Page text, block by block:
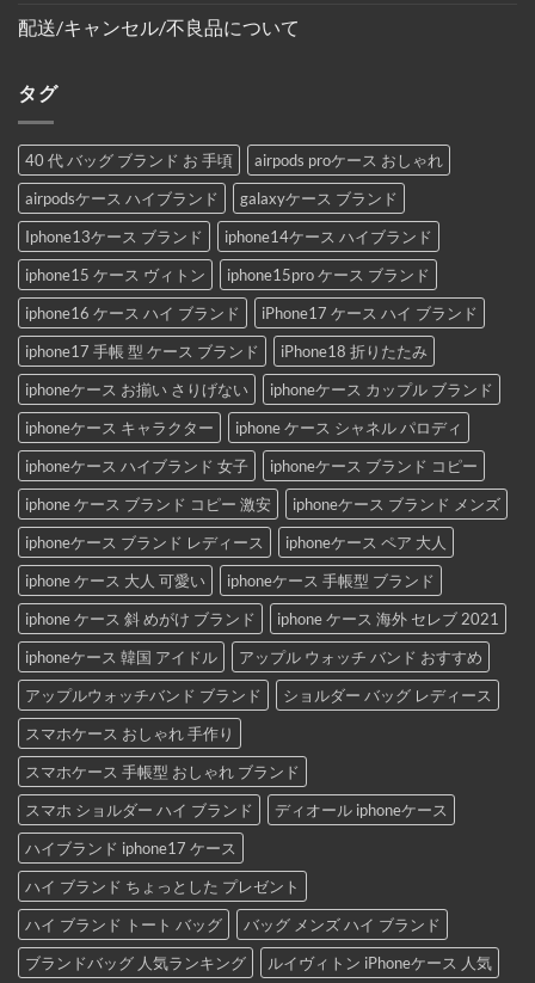
配送/キャンセル/不良品について
タグ
40 代 バッグ ブランド お 手頃
airpods proケース おしゃれ
airpodsケース ハイブランド
galaxyケース ブランド
Iphone13ケース ブランド
iphone14ケース ハイブランド
iphone15 ケース ヴィトン
iphone15pro ケース ブランド
iphone16 ケース ハイ ブランド
iPhone17 ケース ハイ ブランド
iphone17 手帳 型 ケース ブランド
iPhone18 折りたたみ
iphoneケース お揃い さりげない
iphoneケース カップル ブランド
iphoneケース キャラクター
iphone ケース シャネル パロディ
iphoneケース ハイブランド 女子
iphoneケース ブランド コピー
iphone ケース ブランド コピー 激安
iphoneケース ブランド メンズ
iphoneケース ブランド レディース
iphoneケース ペア 大人
iphone ケース 大人 可愛い
iphoneケース 手帳型 ブランド
iphone ケース 斜 めがけ ブランド
iphone ケース 海外 セレブ 2021
iphoneケース 韓国 アイドル
アップル ウォッチ バンド おすすめ
アップルウォッチバンド ブランド
ショルダー バッグ レディース
スマホケース おしゃれ 手作り
スマホケース 手帳型 おしゃれ ブランド
スマホ ショルダー ハイ ブランド
ディオール iphoneケース
ハイブランド iphone17 ケース
ハイ ブランド ちょっとした プレゼント
ハイ ブランド トート バッグ
バッグ メンズ ハイ ブランド
ブランドバッグ 人気ランキング
ルイヴィトン iPhoneケース 人気